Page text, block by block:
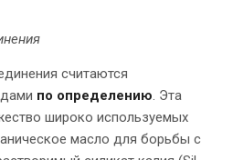
считаются
по определению. Эта
широко используемых
масло для борьбы с